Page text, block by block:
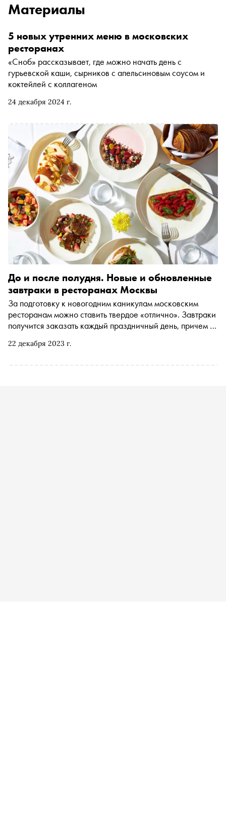
Материалы
24 декабря 2024 г.
5 новых утренних меню в московских
ресторанах
«Сноб» рассказывает, где можно начать день с
гурьевской каши, сырников с апельсиновым соусом и
коктейлей с коллагеном
22 декабря 2023 г.
До и после полудня. Новые и обновленные
завтраки в ресторанах Москвы
За подготовку к новогодним каникулам московским
ресторанам можно ставить твердое «отлично». Завтраки
получится заказать каждый праздничный день, причем в
попробовать пончики с двумя видами икры, большой